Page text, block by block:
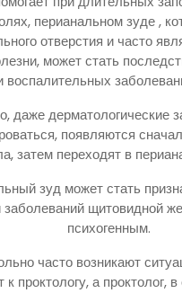
перианальном зуде ,
отверстия и часто
может стать
воспалительных
даже дерматологические
появляются
затем переходят в
зуд может стать
заболеваний щитовидной
психогенным.
часто возникают
к проктологу, а проктолог,